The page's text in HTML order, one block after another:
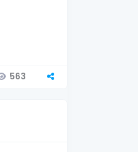
563